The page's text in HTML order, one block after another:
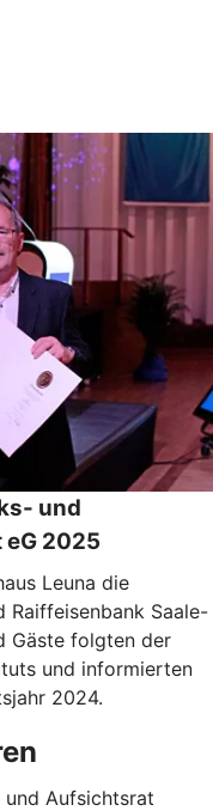
und
2025
Leuna die
Raiffeisenbank Saale-
Gäste folgten der
und informierten
2024.
Aufsichtsrat